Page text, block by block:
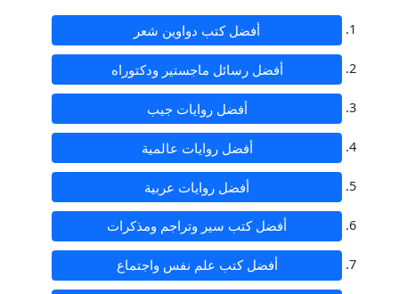
أفضل كتب دواوين شعر
أفضل رسائل ماجستير ودكتوراه
أفضل روايات جيب
أفضل روايات عالمية
أفضل روايات عربية
أفضل كتب سير وتراجم ومذكرات
أفضل كتب علم نفس واجتماع